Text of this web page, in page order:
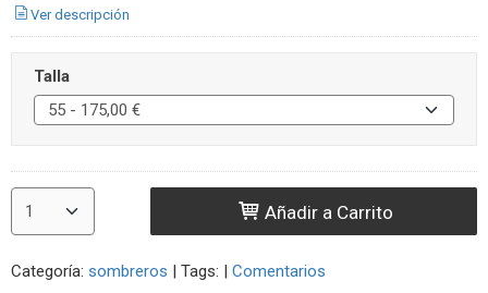
Ver descripción
Talla
Añadir a Carrito
Categoría: sombreros Tags: Comentarios